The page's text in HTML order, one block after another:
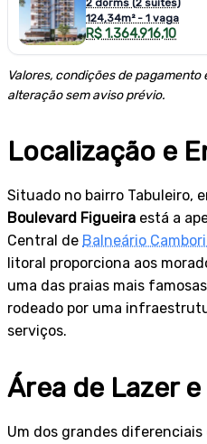
2 dorms (2 suítes)
124,34m² - 1 vaga
R$ 1.364.916,10
Valores, condições de
alteração sem aviso prévio.
Localização e
Situado no bairro Tabuleiro,
Boulevard Figueira está a
Central de Balneário
litoral proporciona aos
uma das praias mais
rodeado por uma
serviços.
Área de Lazer
Um dos grandes diferenciais